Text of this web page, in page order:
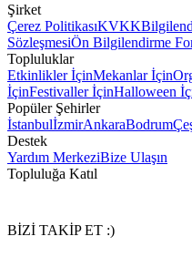
Şirket
Çerez PolitikasıKVKK
SözleşmesiÖn Bilgilendirme
Topluluklar
Etkinlikler İçinMekanlar İçin
İçinFestivaller İçinHalloween
Popüler Şehirler
İstanbulİzmirAnkaraBodrum
Destek
Yardım MerkeziBize Ulaşın
Topluluğa Katıl
BİZİ TAKİP ET :)